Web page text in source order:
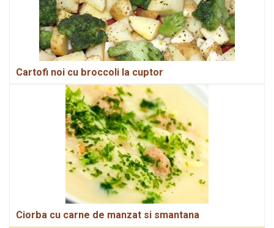
Cartofi noi cu broccoli la cuptor
Ciorba cu carne de manzat si smantana